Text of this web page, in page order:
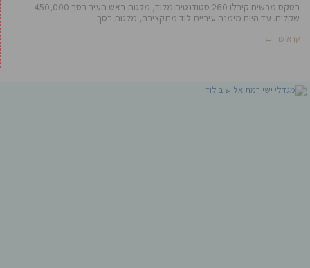
בטקס מרשים קיבלו 260 סטודנטים מלוד, מלגות ראש העיר בסך 450,000
שקלים. עד היום מימנה עיריית לוד מתקציבה, מלגות בסך
קרא עוד ←